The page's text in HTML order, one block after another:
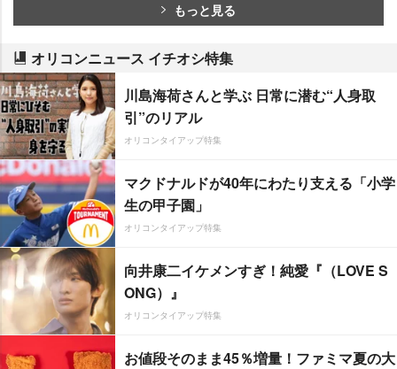
もっと見る
オリコンニュース イチオシ特集
川島海荷さんと学ぶ 日常に潜む“人身取
引”のリアル
オリコンタイアップ特集
マクドナルドが40年にわたり支える「小学
生の甲子園」
オリコンタイアップ特集
向井康二イケメンすぎ！純愛『（LOVE S
ONG）』
オリコンタイアップ特集
お値段そのまま45％増量！ファミマ夏の大